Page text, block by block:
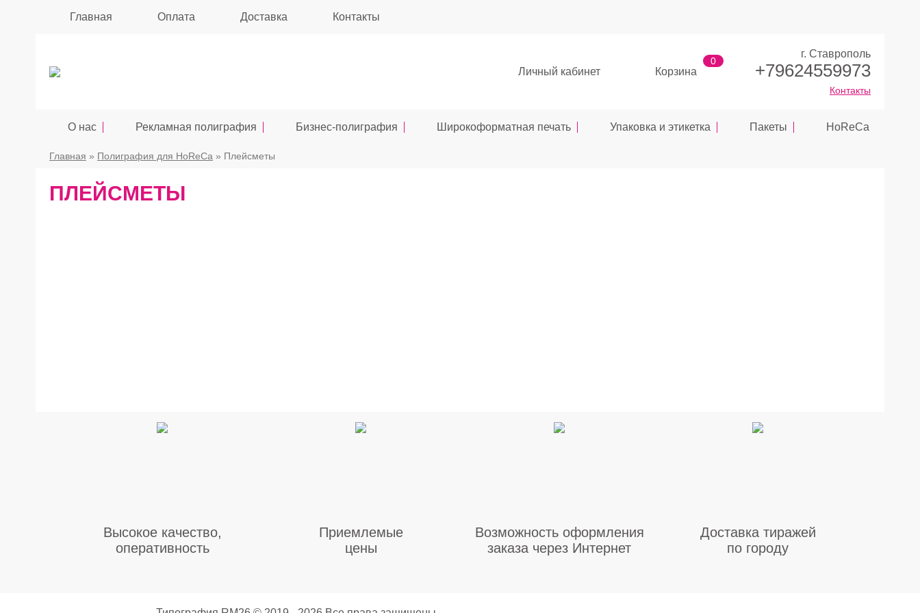
Главная Оплата Доставка Контакты
Личный кабинет Корзина
0
г. Ставрополь
+79624559973
Контакты
О нас Рекламная полиграфия Бизнес-полиграфия Широкоформатная печать Упаковка и этикетка Пакеты HoReCa
Главная » Полиграфия для HoReCa » Плейсметы
ПЛЕЙСМЕТЫ
Высокое качество,
оперативность
Приемлемые
цены
Возможность оформления
заказа через Интернет
Доставка тиражей
по городу